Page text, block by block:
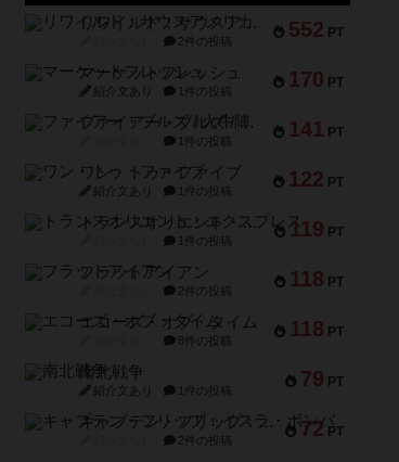
552 PT
リワイルド：サウスアメリカ
2件の投稿
170 PT
マーケットフレッシュ
紹介文あり 1件の投稿
141 PT
ファイアー・ブルズ / 火牛陣
1件の投稿
122 PT
ワン・トゥ・ファイブ
紹介文あり 1件の投稿
119 PT
トランスオリエント・エクスプレス
1件の投稿
118 PT
フラットアイアン
2件の投稿
118 PT
エコーズ・オブ・タイム
8件の投稿
79 PT
南北戦争
紹介文あり 1件の投稿
72 PT
キャプテン・フリップ：イスラ・ボンバ
2件の投稿